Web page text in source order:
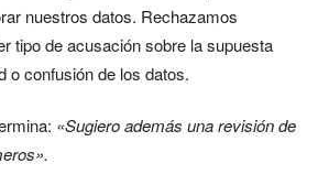
nuestros datos. Rechazamos
tipo de acusación sobre la supuesta
o confusión de los datos.
«Sugiero además una revisión de